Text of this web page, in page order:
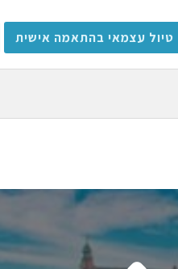
טיול עצמאי בהתאמה אישית